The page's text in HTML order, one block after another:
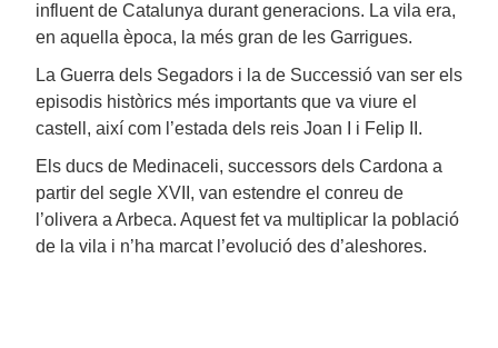
influent de Catalunya durant generacions. La vila era,
en aquella època, la més gran de les Garrigues.
La Guerra dels Segadors i la de Successió van ser els
episodis històrics més importants que va viure el
castell, així com l’estada dels reis Joan I i Felip II.
Els ducs de Medinaceli, successors dels Cardona a
partir del segle XVII, van estendre el conreu de
l’olivera a Arbeca. Aquest fet va multiplicar la població
de la vila i n’ha marcat l’evolució des d’aleshores.